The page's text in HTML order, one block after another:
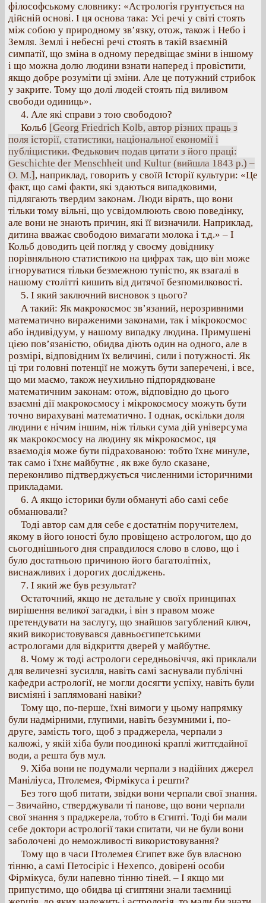
філософському словнику: «Астрологія грунтується на
дійсній основі. І ця основа така: Усі речі у світі стоять
між собою у природному зв’язку, отож, також і Небо і
Земля. Землі і небесні речі стоять в такій взаємній
симпатії, що зміна в одному передвіщає зміни в іншому
і що можна долю людини взнати наперед і провістити,
якщо добре розуміти ці зміни. Але це потужний стрибок
у закрите. Тому що долі людей стоять під виливом
свободи одиниць».
4. Але які справи з тою свободою?
Кольб [Georg Friedrich Kolb, автор різних праць з
поля історії, статистики, національної економії і
публіцистики. Федькович подав цитати з його праці:
Geschichte der Menschheit und Kultur (вийшла 1843 р.) –
О. М.], наприклад, говорить у своїй Історії культури: «Це
факт, що самі факти, які здаються випадковими,
підлягають твердим законам. Люди вірять, що вони
тільки тому вільні, що усвідомлюють свою поведінку,
але вони не знають причин, які її визначили. Наприклад,
дитина вважає свободою вимагати молока і т.д.» – І
Кольб доводить цей погляд у своєму довіднику
порівняльною статистикою на цифрах так, що він може
ігноруватися тільки безмежною тупістю, як взагалі в
нашому столітті кишить від дитячої безпомилковості.
5. І який заключний висновок з цього?
А такий: Як макрокосмос зв’язаний, нерозривними
математично вираженими законами, так і мікрокосмос
або індивідуум, у нашому випадку людина. Примушені
цією пов’язаністю, обидва діють один на одного, але в
розмірі, відповідним їх величині, сили і потужності. Як
ці три головні потенції не можуть бути заперечені, і все,
що ми маємо, також неухильно підпорядковане
математичним законам: отож, відповідно до цього
взаємні дії макрокосмосу і мікрокосмосу можуть бути
точно вирахувані математично. І однак, оскільки доля
людини є нічим іншим, ніж тільки сума дій універсума
як макрокосмосу на людину як мікрокосмос, ця
взаємодія може бути підрахованою: тобто їхнє минуле,
так само і їхнє майбутнє , як вже було сказане,
переконливо підтверджується численними історичними
прикладами.
6. А якщо історики були обмануті або самі себе
обманювали?
Тоді автор сам для себе є достатнім поручителем,
якому в його юності було провіщено астрологом, що до
сьогоднішнього дня справдилося слово в слово, що і
було достатньою причиною його багатолітніх,
виснажливих і дорогих досліджень.
7. І який же був результат?
Остаточний, якщо не детальне у своїх принципах
вирішення великої загадки, і він з правом може
претендувати на заслугу, що знайшов загублений ключ,
який використовувався давньоєгипетськими
астрологами для відкриття дверей у майбутнє.
8. Чому ж тоді астрологи середньовіччя, які приклали
для величезні зусилля, навіть самі заснували публічні
кафедри астрології, не могли досягти успіху, навіть були
висміяні і заплямовані навіки?
Тому що, по-перше, їхні вимоги у цьому напрямку
були надмірними, глупими, навіть безумними і, по-
друге, замість того, щоб з праджерела, черпали з
калюжі, у якій хіба були поодинокі краплі життєдайної
води, а решта був мул.
9. Хіба вони не подумали черпали з надійних джерел
Маніліуса, Птолемея, Фірмікуса і решти?
Без того щоб питати, звідки вони черпали свої знання.
– Звичайно, стверджували ті панове, що вони черпали
свої знання з праджерела, тобто в Єгипті. Тоді би мали
себе доктори астрології таки спитати, чи не були вони
заболочені до неможливості використовування?
Тому що в часи Птолемея Єгипет вже був власною
тінню, а самі Петосіріс і Нехепсо, довірені особи
Фірмікуса, були напевно тінню тіней. – І якщо ми
припустимо, що обидва ці єгиптяни знали таємниці